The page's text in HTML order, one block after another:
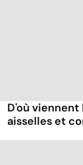
D'où
aisselles et